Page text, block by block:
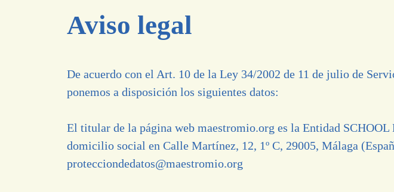
Aviso legal
De acuerdo con el Art. 10 de la Ley 34/2002 de 11 de julio de
ponemos a disposición los siguientes datos:
El titular de la página web maestromio.org es la Entidad
domicilio social en Calle Martínez, 12, 1º C, 29005, Málaga
protecciondedatos@maestromio.org